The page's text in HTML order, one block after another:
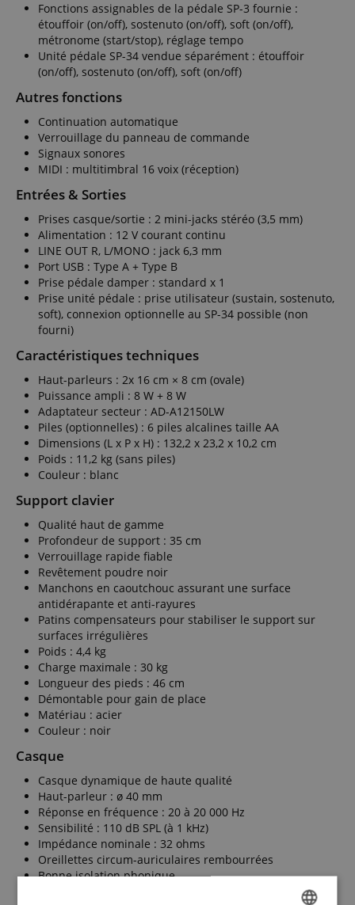
Fonctions assignables de la pédale SP-3 fournie :
étouffoir (on/off), sostenuto (on/off), soft (on/off),
métronome (start/stop), réglage tempo
Unité pédale SP-34 vendue séparément : étouffoir
(on/off), sostenuto (on/off), soft (on/off)
Autres fonctions
Continuation automatique
Verrouillage du panneau de commande
Signaux sonores
MIDI : multitimbral 16 voix (réception)
Entrées & Sorties
Prises casque/sortie : 2 mini-jacks stéréo (3,5 mm)
Alimentation : 12 V courant continu
LINE OUT R, L/MONO : jack 6,3 mm
Port USB : Type A + Type B
Prise pédale damper : standard x 1
Prise unité pédale : prise utilisateur (sustain, sostenuto,
soft), connexion optionnelle au SP-34 possible (non
fourni)
Caractéristiques techniques
Haut-parleurs : 2x 16 cm × 8 cm (ovale)
Puissance ampli : 8 W + 8 W
Adaptateur secteur : AD-A12150LW
Piles (optionnelles) : 6 piles alcalines taille AA
Dimensions (L x P x H) : 132,2 x 23,2 x 10,2 cm
Poids : 11,2 kg (sans piles)
Couleur : blanc
Support clavier
Qualité haut de gamme
Profondeur de support : 35 cm
Verrouillage rapide fiable
Revêtement poudre noir
Manchons en caoutchouc assurant une surface
antidérapante et anti-rayures
Patins compensateurs pour stabiliser le support sur
surfaces irrégulières
Poids : 4,4 kg
Charge maximale : 30 kg
Longueur des pieds : 46 cm
Démontable pour gain de place
Matériau : acier
Couleur : noir
Casque
Casque dynamique de haute qualité
Haut-parleur : ø 40 mm
Réponse en fréquence : 20 à 20 000 Hz
Sensibilité : 110 dB SPL (à 1 kHz)
Impédance nominale : 32 ohms
Oreillettes circum-auriculaires rembourrées
Bonne isolation phonique